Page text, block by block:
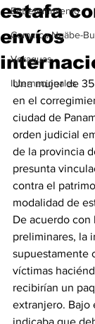
Entretenimiento
Comarca Ngäbe-
Veraguas
Internacionales
estafa
envíos
Una mujer de
en el
ciudad de
orden judicial
de la provincia
presunta
contra el
modalidad de
De acuerdo con
preliminares, la
supuestamente
víctimas
recibirían un
extranjero. Bajo
indicaba que